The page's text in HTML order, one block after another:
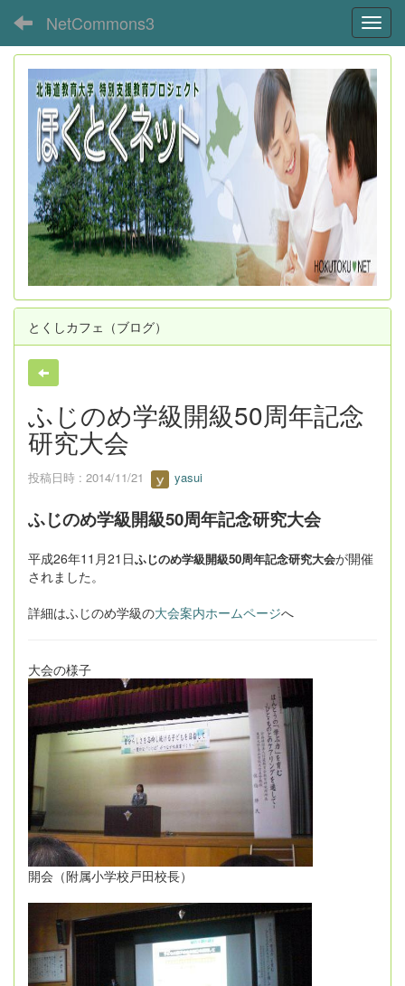
NetCommons3
とくしカフェ（ブログ）
ふじのめ学級開級50周年記念
研究大会
投稿日時 : 2014/11/21 yasui
ふじのめ学級開級50周年記念研究大会
平成26年11月21日ふじのめ学級開級50周年記念研究大会が開催
されました。
詳細はふじのめ学級の大会案内ホームページへ
大会の様子
開会（附属小学校戸田校長）